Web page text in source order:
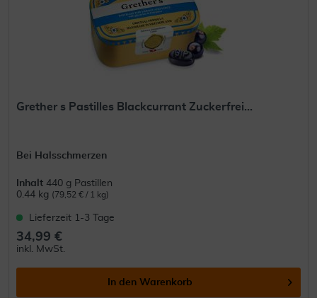
Grether s Pastilles Blackcurrant Zuckerfrei...
Bei Halsschmerzen
Inhalt 440 g Pastillen
0.44 kg (79,52 € / 1 kg)
Lieferzeit 1-3 Tage
34,99 €
inkl. MwSt.
In den Warenkorb